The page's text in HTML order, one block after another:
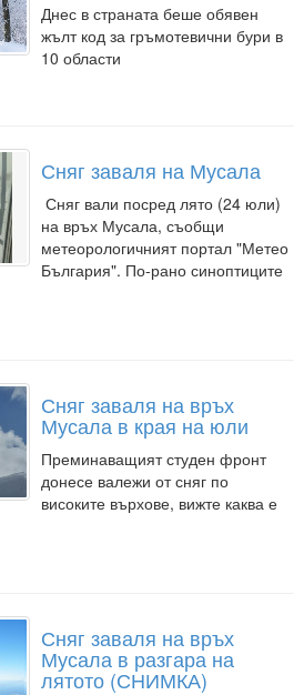
Днес в страната беше обявен
жълт код за гръмотевични бури в
10 области
Сняг заваля на Мусала
Сняг вали посред лято (24 юли)
на връх Мусала, съобщи
метеорологичният портал "Метео
България". По-рано синоптиците
Сняг заваля на връх
Мусала в края на юли
Преминаващият студен фронт
донесе валежи от сняг по
високите върхове, вижте каква е
Сняг заваля на връх
Мусала в разгара на
лятото (СНИМКА)